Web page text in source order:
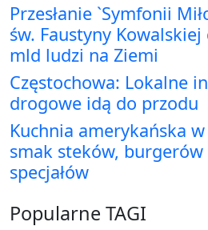
Przesłanie `Symfonii
św. Faustyny
mld ludzi na Ziemi
Częstochowa: Lokalne
drogowe idą do przodu
Kuchnia amerykańska
smak steków,
specjałów
Popularne TAGI